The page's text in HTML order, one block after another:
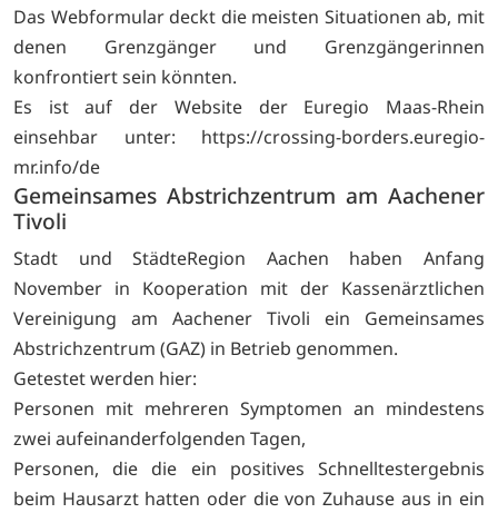
Das Webformular deckt die meisten Situationen ab, mit
denen Grenzgänger und Grenzgängerinnen
konfrontiert sein könnten.
Es ist auf der Website der Euregio Maas-Rhein
einsehbar unter: https://crossing-borders.euregio-
mr.info/de
Gemeinsames Abstrichzentrum am Aachener
Tivoli
Stadt und StädteRegion Aachen haben Anfang
November in Kooperation mit der Kassenärztlichen
Vereinigung am Aachener Tivoli ein Gemeinsames
Abstrichzentrum (GAZ) in Betrieb genommen.
Getestet werden hier:
Personen mit mehreren Symptomen an mindestens
zwei aufeinanderfolgenden Tagen,
Personen, die die ein positives Schnelltestergebnis
beim Hausarzt hatten oder die von Zuhause aus in ein